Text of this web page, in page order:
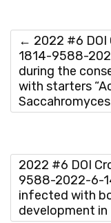
← 2022 #6 DOI
1814-9588-
during the
with starters
2022 #6 DOI
9588-2022-6-
infected with
development